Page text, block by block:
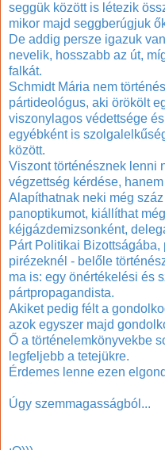
seggük között is létezik
mikor majd seggberúgjuk
De addig persze igazuk
nevelik, hosszabb az út,
falkát.
Schmidt Mária nem
pártideológus, aki örökölt
viszonylagos védettsége
egyébként is
között.
Viszont történésznek lenni
végzettség kérdése,
Alapíthatnak neki még
panoptikumot, kiállíthat
kéjgázdemizsonként,
Párt Politikai
pirézeknél - belőle
ma is: egy önértékelési és
pártpropagandista.
Akiket pedig félt a
azok egyszer majd
Ő a történelemkönyvekbe
legfeljebb a tetejükre.
Érdemes lenne ezen
Úgy szemmagasságból...